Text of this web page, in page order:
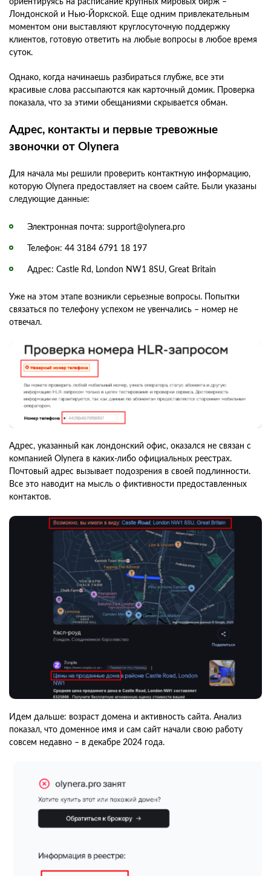
ориентируясь на расписание крупных мировых бирж –
Лондонской и Нью-Йоркской. Еще одним привлекательным
моментом они выставляют круглосуточную поддержку
клиентов, готовую ответить на любые вопросы в любое время
суток.
Однако, когда начинаешь разбираться глубже, все эти
красивые слова рассыпаются как карточный домик. Проверка
показала, что за этими обещаниями скрывается обман.
Адрес, контакты и первые тревожные
звоночки от Olynera
Для начала мы решили проверить контактную информацию,
которую Olynera предоставляет на своем сайте. Были указаны
следующие данные:
Электронная почта: support@olynera.pro
Телефон: 44 3184 6791 18 197
Адрес: Castle Rd, London NW1 8SU, Great Britain
Уже на этом этапе возникли серьезные вопросы. Попытки
связаться по телефону успехом не увенчались – номер не
отвечал.
Адрес, указанный как лондонский офис, оказался не связан с
компанией Olynera в каких-либо официальных реестрах.
Почтовый адрес вызывает подозрения в своей подлинности.
Все это наводит на мысль о фиктивности предоставленных
контактов.
Идем дальше: возраст домена и активность сайта. Анализ
показал, что доменное имя и сам сайт начали свою работу
совсем недавно – в декабре 2024 года.